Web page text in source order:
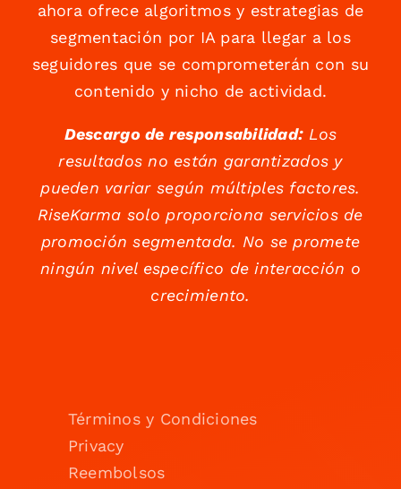
ahora ofrece algoritmos y estrategias de
segmentación por IA para llegar a los
seguidores que se comprometerán con su
contenido y nicho de actividad.
Descargo de responsabilidad:Los
resultados no están garantizados y
pueden variar según múltiples factores.
RiseKarma solo proporciona servicios de
promoción segmentada. No se promete
ningún nivel específico de interacción o
crecimiento.
Términos y Condiciones
Privacy
Reembolsos